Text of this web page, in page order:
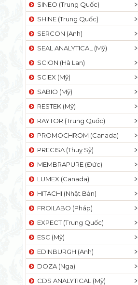
SINEO (Trung Quốc)
SHINE (Trung Quốc)
SERCON (Anh)
SEAL ANALYTICAL (Mỹ)
SCION (Hà Lan)
SCIEX (Mỹ)
SABIO (Mỹ)
RESTEK (Mỹ)
RAYTOR (Trung Quốc)
PROMOCHROM (Canada)
PRECISA (Thuỵ Sỹ)
MEMBRAPURE (Đức)
LUMEX (Canada)
HITACHI (Nhật Bản)
FROILABO (Pháp)
EXPECT (Trung Quốc)
ESC (Mỹ)
EDINBURGH (Anh)
DOZA (Nga)
CDS ANALYTICAL (Mỹ)